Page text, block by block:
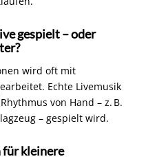
gespielt – oder
wird oft mit
Echte Livemusik
von Hand – z. B.
– gespielt wird.
für kleinere